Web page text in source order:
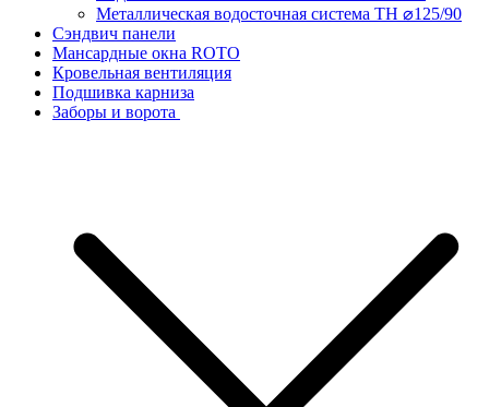
Металлическая водосточная система ТН ⌀125/90
Сэндвич панели
Мансардные окна ROTO
Кровельная вентиляция
Подшивка карниза
Заборы и ворота